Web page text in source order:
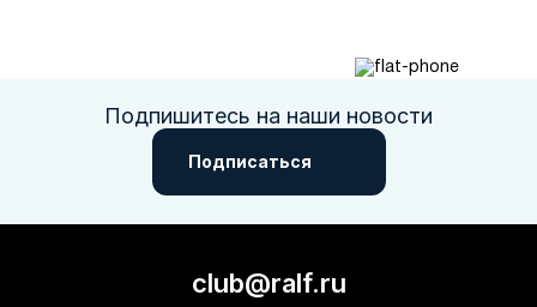
Подпишитесь на наши новости
Подписаться
club@ralf.ru